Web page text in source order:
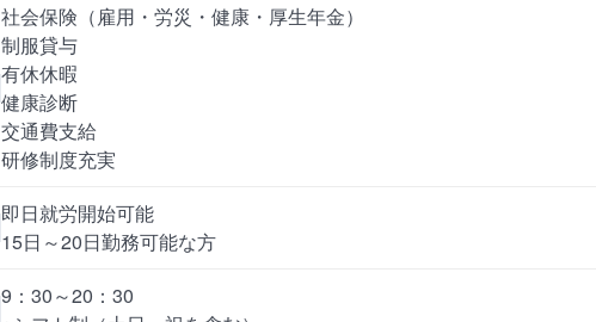
社会保険（雇用・労災・健康・厚生年金）
制服貸与
有休休暇
健康診断
交通費支給
研修制度充実
即日就労開始可能
15日～20日勤務可能な方
9：30～20：30